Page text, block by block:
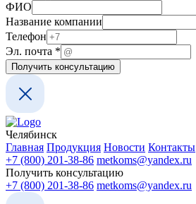
ФИО
Название
компании
Телефон
Название компании
Телефон
Эл. почта *
Получить консультацию
Челябинск
Главная Продукция Новости Контакты
+7 (800) 201-38-86 metkoms@yandex.ru
Получить консультацию
+7 (800) 201-38-86 metkoms@yandex.ru